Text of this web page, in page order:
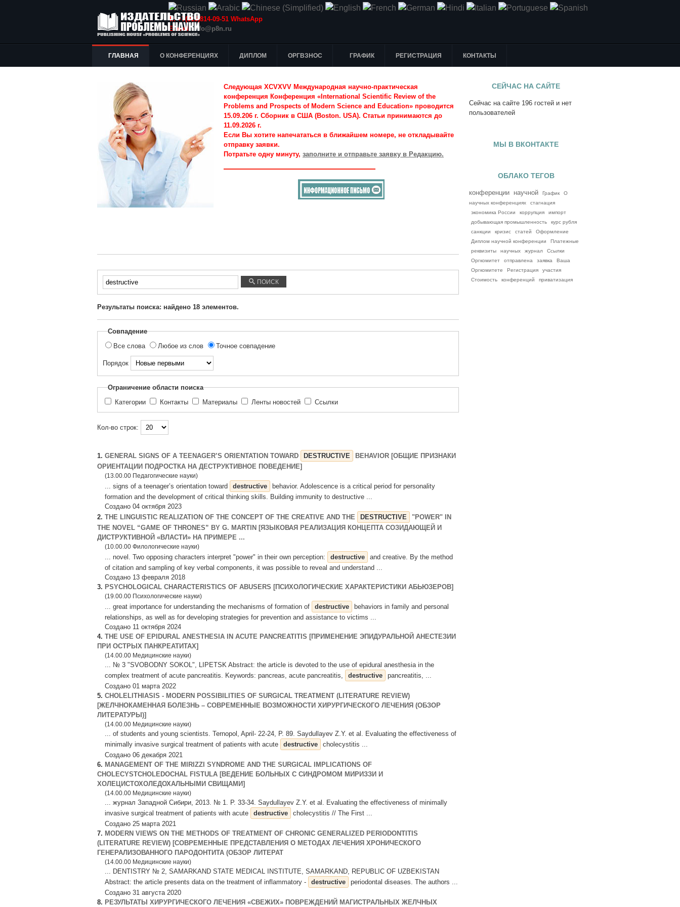
Т.: +7(915)814-09-51 WhatsApp
E-mail:info@p8n.ru
ГЛАВНАЯ О КОНФЕРЕНЦИЯХ ДИПЛОМ ОРГВЗНОС ГРАФИК РЕГИСТРАЦИЯ КОНТАКТЫ
Следующая XCVXVV Международная научно-практическая
конференция Конференция «International Scientific Review of the
Problems and Prospects of Modern Science and Education» проводится
15.09.206 г. Сборник в США (Boston. USA). Статьи принимаются до
11.09.2026 г.
Если Вы хотите напечататься в ближайшем номере, не откладывайте
отправку заявки.
Потратьте одну минуту, заполните и отправьте заявку в Редакцию.
Введите
текст
поиска...
ПОИСК
Результаты поиска: найдено 18 элементов.
Совпадение
Все слова
Любое из слов Точное совпадение
Порядок
Ограничение области поиска
Категории
Контакты Материалы Ленты новостей Ссылки
Кол-во строк:
1. GENERAL SIGNS OF A TEENAGER’S ORIENTATION TOWARD DESTRUCTIVE
BEHAVIOR [ОБЩИЕ ПРИЗНАКИ
ОРИЕНТАЦИИ ПОДРОСТКА НА ДЕСТРУКТИВНОЕ ПОВЕДЕНИЕ]
(13.00.00 Педагогические науки)
... signs of a teenager’s orientation toward destructive
behavior. Adolescence is a critical period for personality
formation and the development of critical thinking skills. Building immunity to destructive ...
Создано 04 октября 2023
2. THE LINGUISTIC REALIZATION OF THE CONCEPT OF THE CREATIVE AND THE DESTRUCTIVE
"POWER" IN
THE NOVEL “GAME OF THRONES” BY G. MARTIN [ЯЗЫКОВАЯ РЕАЛИЗАЦИЯ КОНЦЕПТА СОЗИДАЮЩЕЙ И
ДИСТРУКТИВНОЙ «ВЛАСТИ» НА ПРИМЕРЕ ...
(10.00.00 Филологические науки)
... novel. Two opposing characters interpret "power" in their own perception: destructive
and creative. By the method
of citation and sampling of key verbal components, it was possible to reveal and understand ...
Создано 13 февраля 2018
3. PSYCHOLOGICAL CHARACTERISTICS OF ABUSERS [ПСИХОЛОГИЧЕСКИЕ ХАРАКТЕРИСТИКИ АБЬЮЗЕРОВ]
(19.00.00 Психологические науки)
... great importance for understanding the mechanisms of formation of destructive
behaviors in family and personal
relationships, as well as for developing strategies for prevention and assistance to victims ...
Создано 11 октября 2024
4. THE USE OF EPIDURAL ANESTHESIA IN ACUTE PANCREATITIS [ПРИМЕНЕНИЕ ЭПИДУРАЛЬНОЙ АНЕСТЕЗИИ
ПРИ ОСТРЫХ ПАНКРЕАТИТАХ]
(14.00.00 Медицинские науки)
... № 3 "SVOBODNY SOKOL", LIPETSK Abstract: the article is devoted to the use of epidural anesthesia in the
complex treatment of acute pancreatitis. Keywords: pancreas, acute pancreatitis,
destructive
pancreatitis, ...
Создано 01 марта 2022
5. CHOLELITHIASIS - MODERN POSSIBILITIES OF SURGICAL TREATMENT (LITERATURE REVIEW)
[ЖЕЛЧНОКАМЕННАЯ БОЛЕЗНЬ – СОВРЕМЕННЫЕ ВОЗМОЖНОСТИ ХИРУРГИЧЕСКОГО ЛЕЧЕНИЯ (ОБЗОР
ЛИТЕРАТУРЫ)]
(14.00.00 Медицинские науки)
... of students and young scientists. Ternopol, April- 22-24, Р. 89. Saydullayev Z.Y. et al. Evaluating the effectiveness of
minimally invasive surgical treatment of patients with acute
destructive
cholecystitis ...
Создано 06 декабря 2021
6. MANAGEMENT OF THE MIRIZZI SYNDROME AND THE SURGICAL IMPLICATIONS OF
CHOLECYSTCHOLEDOCHAL FISTULA [ВЕДЕНИЕ БОЛЬНЫХ С СИНДРОМОМ МИРИЗЗИ И
ХОЛЕЦИСТОХОЛЕДОХАЛЬНЫМИ СВИЩАМИ]
(14.00.00 Медицинские науки)
... журнал Западной Сибири, 2013. № 1. Р. 33-34. Saydullayev Z.Y. et al. Evaluating the effectiveness of minimally
invasive surgical treatment of patients with acute
destructive
cholecystitis // The First ...
Создано 25 марта 2021
7. MODERN VIEWS ON THE METHODS OF TREATMENT OF CHRONIC GENERALIZED PERIODONTITIS
(LITERATURE REVIEW) [СОВРЕМЕННЫЕ ПРЕДСТАВЛЕНИЯ О МЕТОДАХ ЛЕЧЕНИЯ ХРОНИЧЕСКОГО
ГЕНЕРАЛИЗОВАННОГО ПАРОДОНТИТА (ОБЗОР ЛИТЕРАТ
(14.00.00 Медицинские науки)
... DENTISTRY № 2, SAMARKAND STATE MEDICAL INSTITUTE, SAMARKAND, REPUBLIC OF UZBEKISTAN
Abstract: the article presents data on the treatment of inflammatory -
destructive
periodontal diseases. The authors ...
Создано 31 августа 2020
8. РЕЗУЛЬТАТЫ ХИРУРГИЧЕСКОГО ЛЕЧЕНИЯ «СВЕЖИХ» ПОВРЕЖДЕНИЙ МАГИСТРАЛЬНЫХ ЖЕЛЧНЫХ
СЕЙЧАС НА САЙТЕ
Сейчас на сайте 196 гостей и нет
пользователей
МЫ В ВКОНТАКТЕ
ОБЛАКО ТЕГОВ
конференции научной График
О
научных конференциях
стагнация
экономика России
коррупция
импорт
добывающая промышленность
курс рубля
санкции
кризис статей
Оформление
Диплом научной конференции
Платежные
реквизиты
научных журнал
Ссылки
Оргкомитет
отправлена заявка
Ваша
Оргкомитете
Регистрация
участия
Стоимость
конференций приватизация